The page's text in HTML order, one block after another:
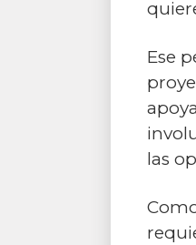
Ese
las